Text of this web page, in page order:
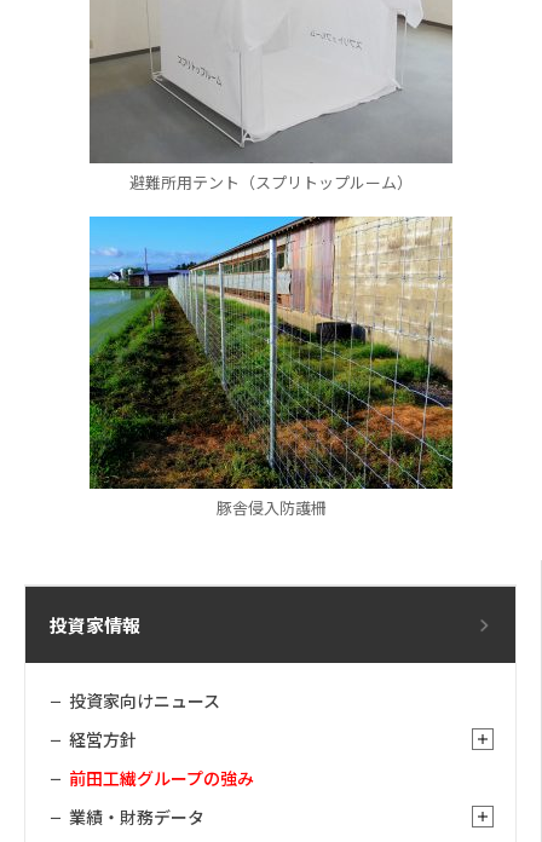
投資家情報
投資家向けニュース
経営方針
前田工繊グループの強み
業績・財務データ
避難所用テント（スプリトップルーム）
豚舎侵入防護柵